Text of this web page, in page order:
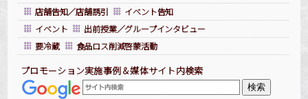
店舗告知／店舗誘引
イベント告知
イベント
出前授業／グループインタビュー
要冷蔵
食品ロス削減啓蒙活動
プロモーション実施事例＆媒体サイト内検索